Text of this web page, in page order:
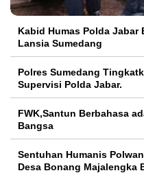
Kabid Humas Polda
Lansia Sumedang
Polres Sumedang
Supervisi Polda Jabar.
FWK,Santun Berbahasa
Bangsa
Sentuhan Humanis
Desa Bonang Majalengka